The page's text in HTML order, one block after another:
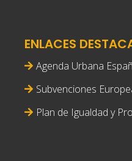
ENLACES
Agenda Urbana
Subvenciones
Plan de Igualdad y